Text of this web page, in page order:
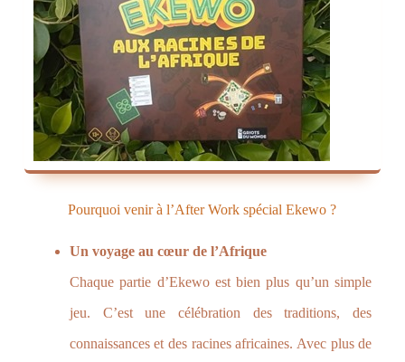
Pourquoi venir à l’After Work spécial Ekewo ?
Un voyage au cœur de l’Afrique
Chaque partie d’Ekewo est bien plus qu’un simple
jeu. C’est une célébration des traditions, des
connaissances et des racines africaines. Avec plus de